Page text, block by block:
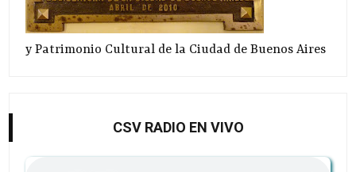
y Patrimonio Cultural de la Ciudad de Buenos Aires
CSV RADIO EN VIVO